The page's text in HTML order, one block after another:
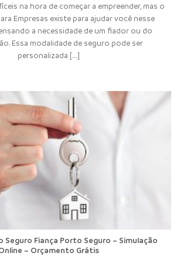
na hora de começar a empreender, mas o
Empresas existe para ajudar você nesse
a necessidade de um fiador ou do
Essa modalidade de seguro pode ser
personalizada [...]
Seguro Fiança Porto Seguro – Simulação
– Orçamento Grátis